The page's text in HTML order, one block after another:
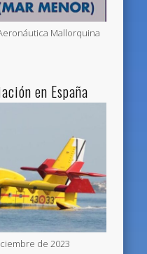
Mallorquina
en España
de 2023